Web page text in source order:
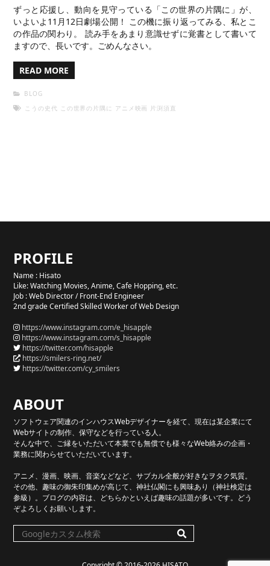
ずっと応援し、動向を見守っている「この世界の片隅に」が、
いよいよ11月12日劇場公開！ この機に振り返ってみる、私とこ
の作品の関わり。 読み手をあまり意識せずに覚書として書いて
ますので、長いです。ごめんなさい。
READ MORE
BLOG
こうの史代 この世界の片隅に アニメ映画 片渕須直
PROFILE
Name : Hisato
Like: Watching Movies, Anime, Cafe Hopping, etc.
Job : Web Director / Front-End Engineer
2nd grade Certified Skilled Worker of Web Design
https://www.instagram.com/e_hisapple
https://www.instagram.com/s_hisapple
https://twitter.com/hisapple
https://smilers-ring.net/
https://twitter.com/cy_smilers
ABOUT
ソフトウェア関連のインハウスWebデザイナーを経て、現在は某企業にて
Webサイトの制作、保守などを行っている人。
そんな中で、ご縁をいただいて本業でも無償でも様々なWeb絡みの企画・
業務に関わらせていただいています。
アニメ、漫画、映画、音楽などなど、サブカル全般が好きなヲタク気質。
その他、趣味の御朱印集めが高じて、神社仏閣にも興味あり（神社検定は
参級）。ブログの内容は、どちらかといえば趣味の話題が多いです。どう
ぞよろしくお願いします。